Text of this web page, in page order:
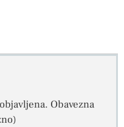
Obavezna